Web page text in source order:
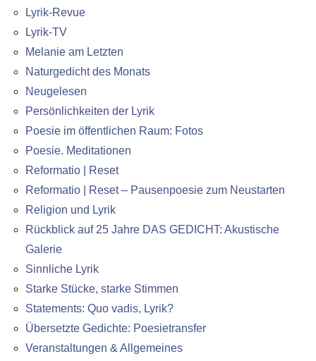
Lyrik-Revue
Lyrik-TV
Melanie am Letzten
Naturgedicht des Monats
Neugelesen
Persönlichkeiten der Lyrik
Poesie im öffentlichen Raum: Fotos
Poesie. Meditationen
Reformatio | Reset
Reformatio | Reset – Pausenpoesie zum Neustarten
Religion und Lyrik
Rückblick auf 25 Jahre DAS GEDICHT: Akustische
Galerie
Sinnliche Lyrik
Starke Stücke, starke Stimmen
Statements: Quo vadis, Lyrik?
Übersetzte Gedichte: Poesietransfer
Veranstaltungen & Allgemeines